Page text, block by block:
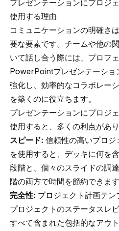
プレゼンテーションにプロジ
使用する理由
コミュニケーションの明確さ
要な要素です。チームや他の
いて話し合う際には、プロフ
PowerPointプレゼンテーショ
強化し、効率的なコラボレー
を築くのに役立ちます。
プレゼンテーションにプロジ
使用すると、多くの利点があり
スピード: 信頼性の高いプロジ
を使用すると、デッキに何を
段階と、個々のスライドの調
階の両方で時間を節約できます
完全性: プロジェクト計画テン
プロジェクトのステータスレ
すべて含まれた包括的なアウ